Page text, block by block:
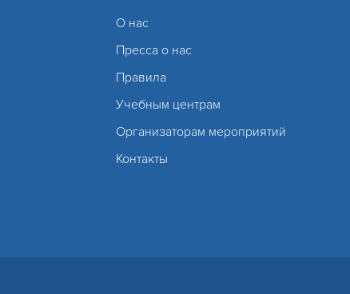
О нас
Пресса о нас
Правила
Учебным центрам
Организаторам мероприятий
Контакты